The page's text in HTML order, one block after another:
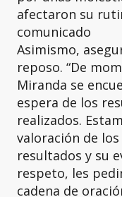
afectaron su
comunicado
Asimismo,
reposo. “De
Miranda se
espera de los
realizados.
valoración de
resultados y su
respeto, les
cadena de